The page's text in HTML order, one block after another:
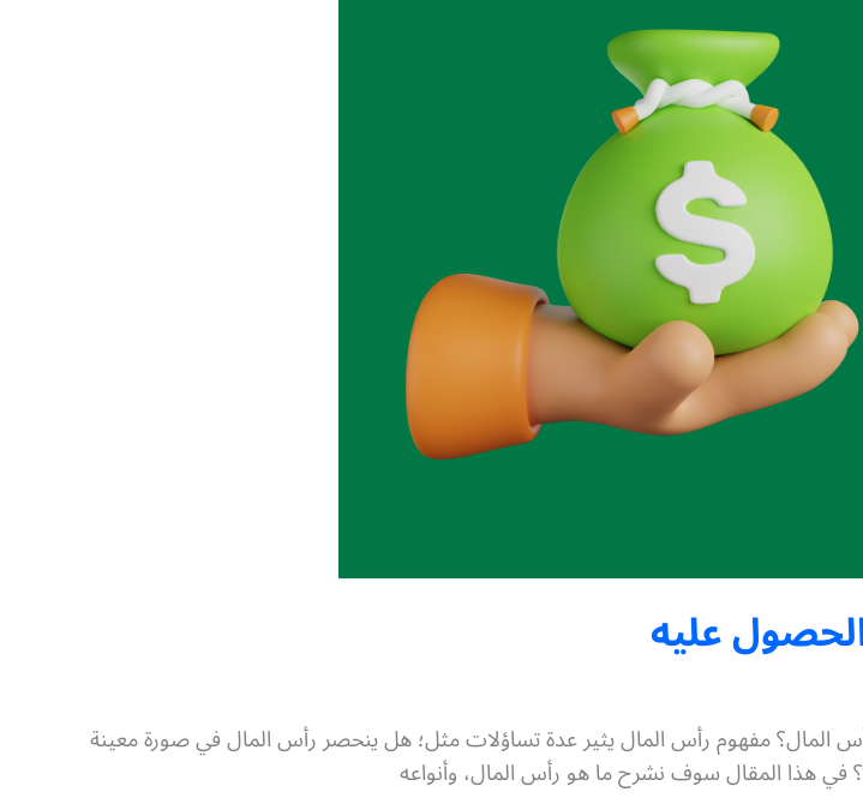
عليه
المال؟ مفهوم رأس المال يثير عدة تساؤلات مثل؛ هل ينحصر رأس المال في صورة معينة
في هذا المقال سوف نشرح ما هو رأس المال، وأنواعه